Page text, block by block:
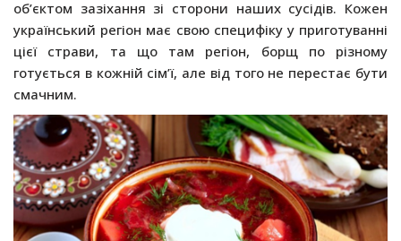
об’єктом зазіхання зі сторони наших сусідів. Кожен
український регіон має свою специфіку у приготуванні
цієї страви, та що там регіон, борщ по різному
готується в кожній сім’ї, але від того не перестає бути
смачним.